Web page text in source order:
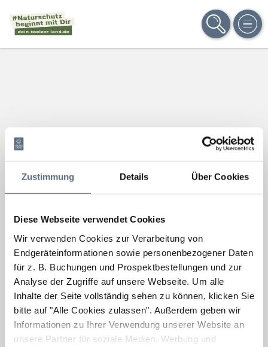
Zustimmung Details Über Cookies
Diese Webseite verwendet Cookies
Wir verwenden Cookies zur Verarbeitung von
Endgeräteinformationen sowie personenbezogener Daten
für z. B. Buchungen und Prospektbestellungen und zur
Analyse der Zugriffe auf unsere Webseite. Um alle
Inhalte der Seite vollständig sehen zu können, klicken Sie
bitte auf "Alle Cookies zulassen". Außerdem geben wir
Informationen zu Ihrer Verwendung unserer Website an
unsere Partner für soziale Medien, Werbung und
SUCHE MENÜ